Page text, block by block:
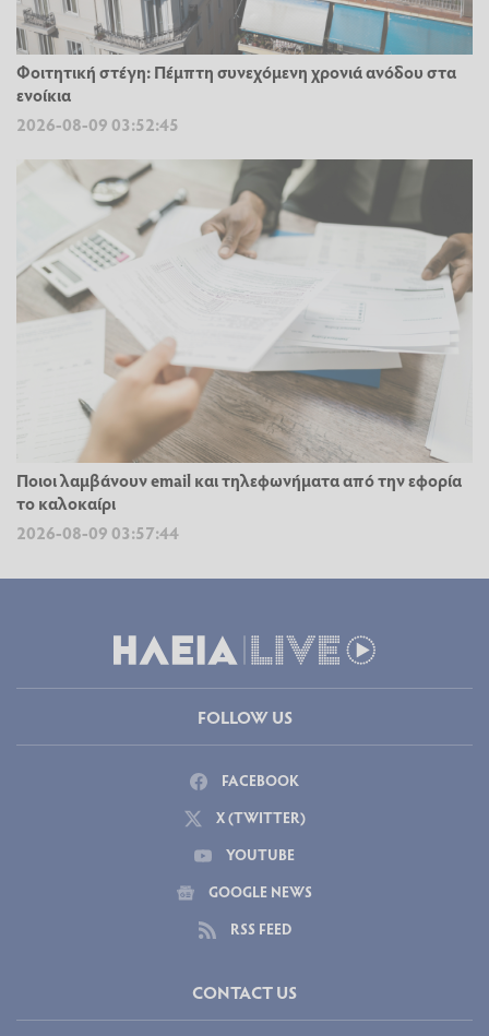
Φοιτητική στέγη: Πέμπτη συνεχόμενη χρονιά ανόδου στα
ενοίκια
2026-08-09 03:52:45
Ποιοι λαμβάνουν email και τηλεφωνήματα από την εφορία
το καλοκαίρι
2026-08-09 03:57:44
FOLLOW US
FACEBOOK
X (TWITTER)
YOUTUBE
GOOGLE NEWS
RSS FEED
CONTACT US